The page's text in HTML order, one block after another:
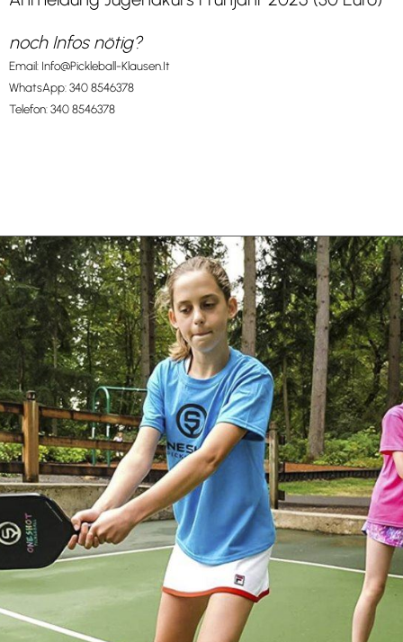
noch Infos nötig?
Email: Info@Pickleball-Klausen.It
WhatsApp:340 8546378
Telefon:340 8546378